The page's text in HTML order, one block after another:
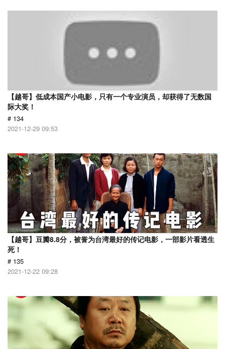
【越哥】低成本国产小电影，只有一个专业演员，却获得了无数国
际大奖！
# 134
2021-12-29 09:53
【越哥】豆瓣8.8分，被誉为台湾最好的传记电影，一部影片看透生
死！
# 135
2021-12-22 09:28